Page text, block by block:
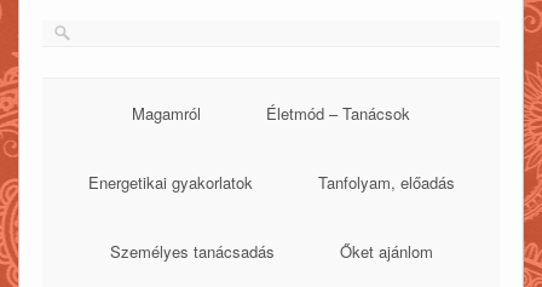
Magamról Életmód – Tanácsok
Energetikai gyakorlatok Tanfolyam, előadás
Személyes tanácsadás Őket ajánlom